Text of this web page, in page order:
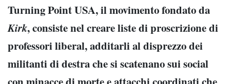
Turning Point USA, il movimento fondato da
Kirk, consiste nel creare liste di proscrizione di
professori liberal, additarli al disprezzo dei
militanti di destra che si scatenano sui social